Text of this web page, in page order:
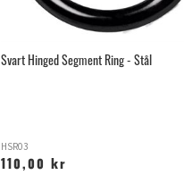
Svart Hinged Segment Ring - Stål
HSR03
110,00 kr